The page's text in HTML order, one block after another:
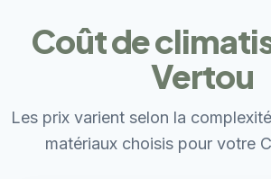
Coût de
Vertou
Les prix varient selon la
matériaux choisis pour votre